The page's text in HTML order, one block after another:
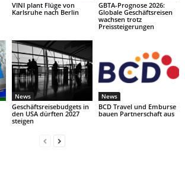
VINI plant Flüge von
Karlsruhe nach Berlin
GBTA-Prognose 2026:
Globale Geschäftsreisen
wachsen trotz
Preissteigerungen
News
Geschäftsreisebudgets in
den USA dürften 2027
steigen
News
BCD Travel und Emburse
bauen Partnerschaft aus